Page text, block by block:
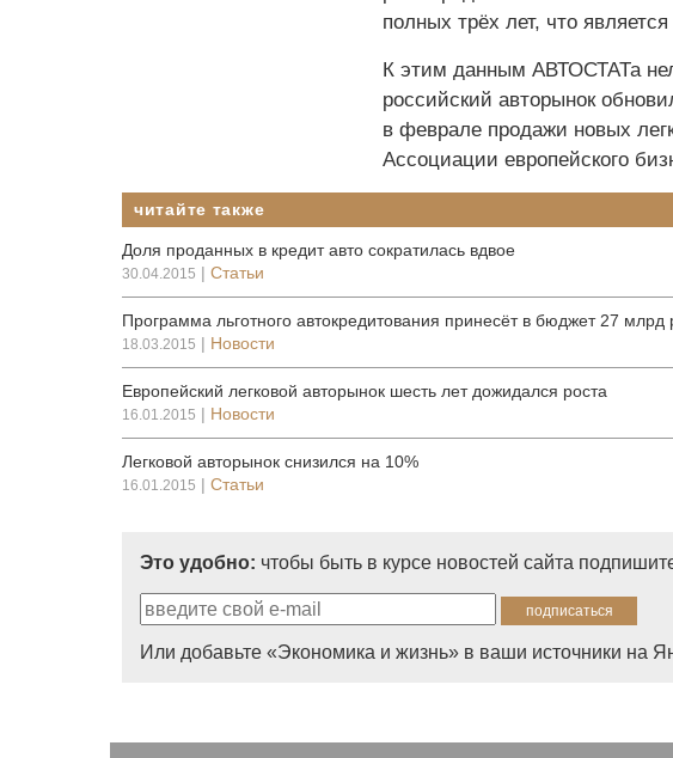
полных трёх лет, что
К этим данным АВТОСТАТа
российский авторынок
в феврале продажи новых
Ассоциации европейского
читайте также
Доля проданных в кредит авто сократилась вдвое
30.04.2015 | Статьи
Программа льготного автокредитования принесёт в бюджет 27 млрд
18.03.2015 | Новости
Европейский легковой авторынок шесть лет дожидался роста
16.01.2015 | Новости
Легковой авторынок снизился на 10%
16.01.2015 | Статьи
Это удобно: чтобы быть в курсе новостей сайта
Или добавьте «Экономика и жизнь» в ваши источники на